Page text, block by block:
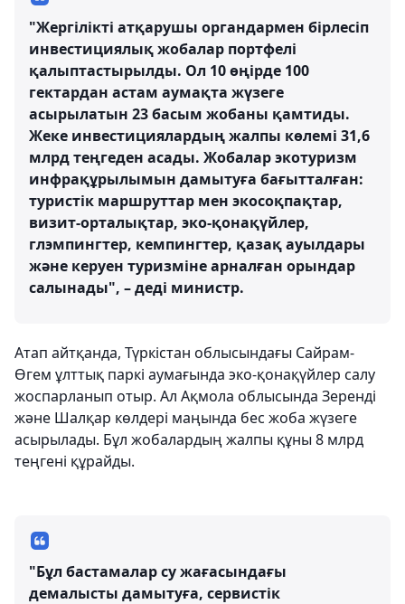
"Жергілікті атқарушы органдармен бірлесіп
инвестициялық жобалар портфелі
қалыптастырылды. Ол 10 өңірде 100
гектардан астам аумақта жүзеге
асырылатын 23 басым жобаны қамтиды.
Жеке инвестициялардың жалпы көлемі 31,6
млрд теңгеден асады. Жобалар экотуризм
инфрақұрылымын дамытуға бағытталған:
туристік маршруттар мен экосоқпақтар,
визит-орталықтар, эко-қонақүйлер,
глэмпингтер, кемпингтер, қазақ ауылдары
және керуен туризміне арналған орындар
салынады", – деді министр.
Атап айтқанда, Түркістан облысындағы Сайрам-
Өгем ұлттық паркі аумағында эко-қонақүйлер салу
жоспарланып отыр. Ал Ақмола облысында Зеренді
және Шалқар көлдері маңында бес жоба жүзеге
асырылады. Бұл жобалардың жалпы құны 8 млрд
теңгені құрайды.
"Бұл бастамалар су жағасындағы
демалысты дамытуға, сервистік